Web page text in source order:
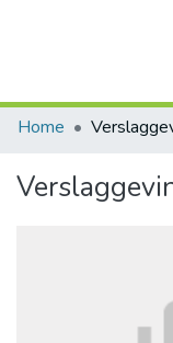
Home